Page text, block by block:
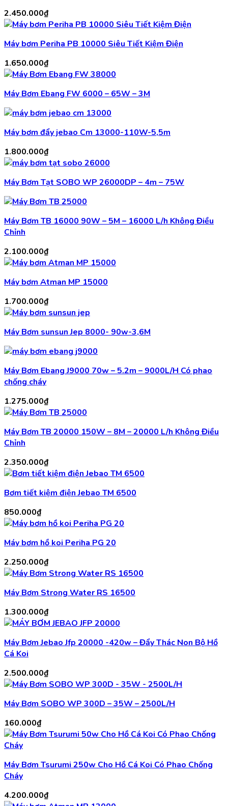
2.450.000₫
Máy bơm Periha PB 10000 Siêu Tiết Kiệm Điện
1.650.000₫
Máy Bơm Ebang FW 6000 – 65W – 3M
Máy bơm đẩy jebao Cm 13000-110W-5,5m
1.800.000₫
Máy Bơm Tạt SOBO WP 26000DP – 4m – 75W
Máy Bơm TB 16000 90W – 5M – 16000 L/h Không Điều
Chỉnh
2.100.000₫
Máy bơm Atman MP 15000
1.700.000₫
Máy Bơm sunsun Jep 8000- 90w-3,6M
Máy Bơm Ebang J9000 70w – 5.2m – 9000L/H Có phao
chống cháy
1.275.000₫
Máy Bơm TB 20000 150W – 8M – 20000 L/h Không Điều
Chỉnh
2.350.000₫
Bơm tiết kiệm điện Jebao TM 6500
850.000₫
Máy bơm hồ koi Periha PG 20
2.250.000₫
Máy Bơm Strong Water RS 16500
1.300.000₫
Máy Bơm Jebao Jfp 20000 -420w – Đẩy Thác Non Bộ Hồ
Cá Koi
2.500.000₫
Máy Bơm SOBO WP 300D – 35W – 2500L/H
160.000₫
Máy Bơm Tsurumi 250w Cho Hồ Cá Koi Có Phao Chống
Cháy
4.200.000₫